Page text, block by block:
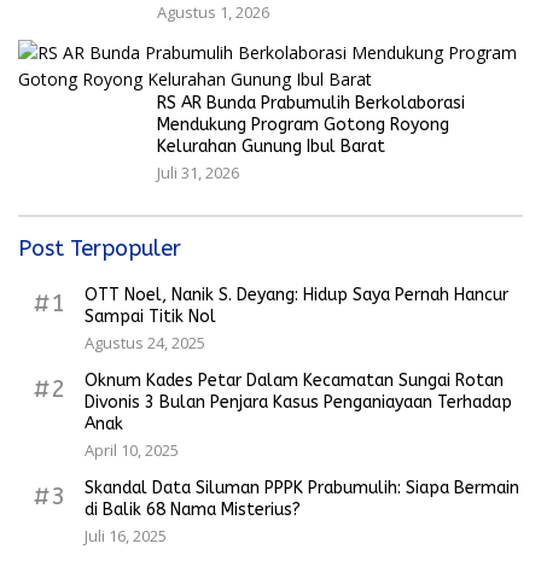
Agustus 1, 2026
RS AR Bunda Prabumulih Berkolaborasi
Mendukung Program Gotong Royong
Kelurahan Gunung Ibul Barat
Juli 31, 2026
Post Terpopuler
#1
OTT Noel, Nanik S. Deyang: Hidup Saya Pernah Hancur
Sampai Titik Nol
Agustus 24, 2025
#2
Oknum Kades Petar Dalam Kecamatan Sungai Rotan
Divonis 3 Bulan Penjara Kasus Penganiayaan Terhadap
Anak
April 10, 2025
#3
Skandal Data Siluman PPPK Prabumulih: Siapa Bermain
di Balik 68 Nama Misterius?
Juli 16, 2025